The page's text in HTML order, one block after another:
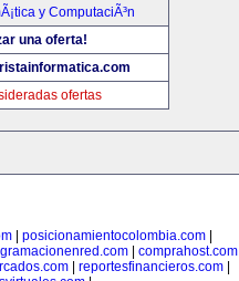
y ComputaciÃ³n
una oferta!
ofertas
| posicionamientocolombia.com|
comprahost.com
reportesfinancieros.com